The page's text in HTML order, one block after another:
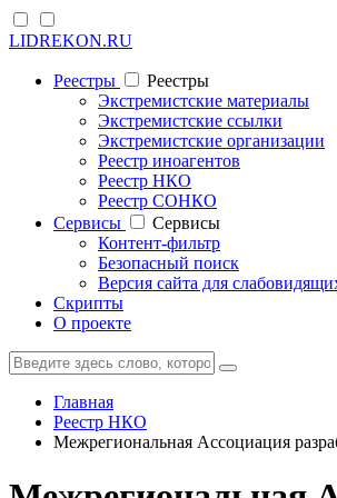
LIDREKON.RU
Реестры
Реестры
Экстремистские материалы
Экстремистские ссылки
Экстремистские организации
Реестр иноагентов
Реестр НКО
Реестр СОНКО
Cервисы
Cервисы
Контент-фильтр
Безопасный поиск
Версия сайта для
Скрипты
О проекте
Главная
Реестр НКО
Межрегиональная Ассоциация